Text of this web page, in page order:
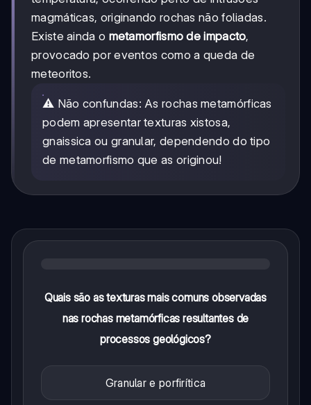
magmáticas, originando rochas não foliadas.
Existe ainda o metamorfismo de impacto,
provocado por eventos como a queda de
meteoritos.
⚠️ Não confundas: As rochas metamórficas
podem apresentar texturas xistosa,
gnaissica ou granular, dependendo do tipo
de metamorfismo que as originou!
Quais são as texturas mais comuns observadas
nas rochas metamórficas resultantes de
processos geológicos?
Granular e porfirítica